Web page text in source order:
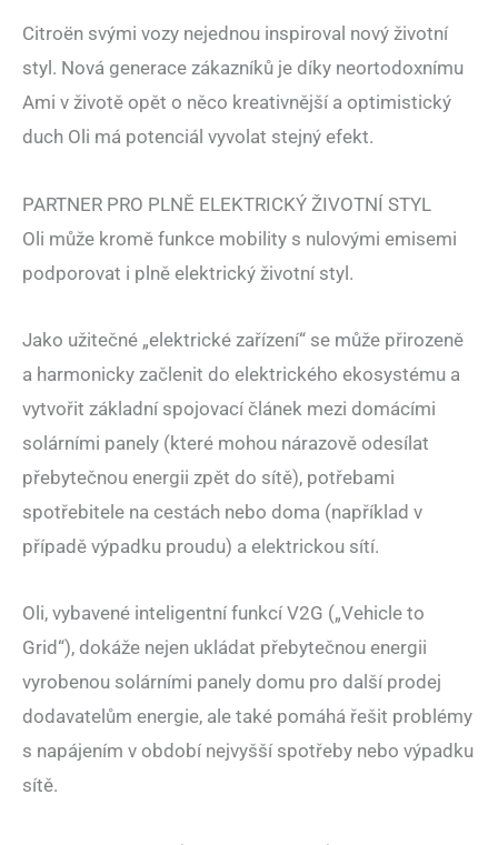
Citroën svými vozy nejednou inspiroval nový životní
styl. Nová generace zákazníků je díky neortodoxnímu
Ami v životě opět o něco kreativnější a optimistický
duch Oli má potenciál vyvolat stejný efekt.
PARTNER PRO PLNĚ ELEKTRICKÝ ŽIVOTNÍ STYL
Oli může kromě funkce mobility s nulovými emisemi
podporovat i plně elektrický životní styl.
Jako užitečné „elektrické zařízení“ se může přirozeně
a harmonicky začlenit do elektrického ekosystému a
vytvořit základní spojovací článek mezi domácími
solárními panely (které mohou nárazově odesílat
přebytečnou energii zpět do sítě), potřebami
spotřebitele na cestách nebo doma (například v
případě výpadku proudu) a elektrickou sítí.
Oli, vybavené inteligentní funkcí V2G („Vehicle to
Grid“), dokáže nejen ukládat přebytečnou energii
vyrobenou solárními panely domu pro další prodej
dodavatelům energie, ale také pomáhá řešit problémy
s napájením v období nejvyšší spotřeby nebo výpadku
sítě.